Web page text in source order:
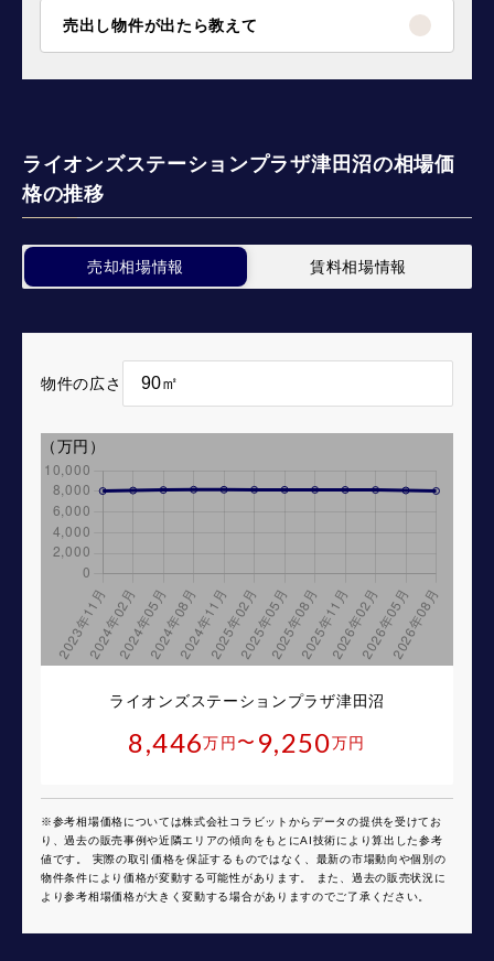
売出し物件が出たら教えて
ライオンズステーションプラザ津田沼の相場価
格の推移
売却相場情報 賃料相場情報
物件の広さ
ライオンズステーションプラザ津田沼
8,446万円 〜 9,250万円
※参考相場価格については株式会社コラビットからデータの提供を受けてお
り、過去の販売事例や近隣エリアの傾向をもとにAI技術により算出した参考
値です。 実際の取引価格を保証するものではなく、最新の市場動向や個別の
物件条件により価格が変動する可能性があります。 また、過去の販売状況に
より参考相場価格が大きく変動する場合がありますのでご了承ください。
（万円）